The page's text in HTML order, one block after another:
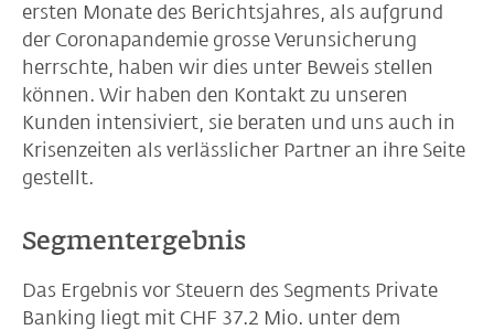
ersten Monate des Berichtsjahres, als aufgrund
der Coronapandemie grosse Verunsicherung
herrschte, haben wir dies unter Beweis stellen
können. Wir haben den Kontakt zu unseren
Kunden intensiviert, sie beraten und uns auch in
Krisenzeiten als verlässlicher Partner an ihre Seite
gestellt.
Segmentergebnis
Das Ergebnis vor Steuern des Segments Private
Banking liegt mit CHF 37.2 Mio. unter dem